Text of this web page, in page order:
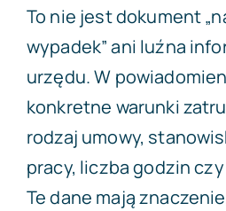
To nie jest dokument
wypadek” ani luźna
urzędu. W
konkretne warunki
rodzaj umowy,
pracy, liczba godzin
Te dane mają